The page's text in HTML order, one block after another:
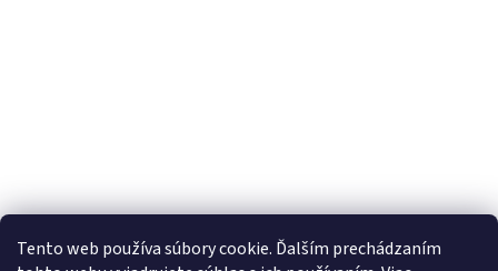
Tento web používa súbory cookie. Ďalším prechádzaním